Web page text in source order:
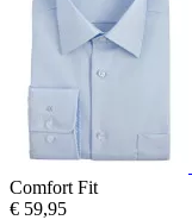
Comfort Fit
€ 59,95